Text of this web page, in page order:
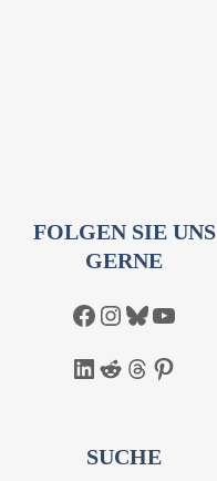
FOLGEN SIE UNS
GERNE
Facebook Instagram Bluesky YouTube
LinkedIn Reddit Threads Pinterest
SUCHE